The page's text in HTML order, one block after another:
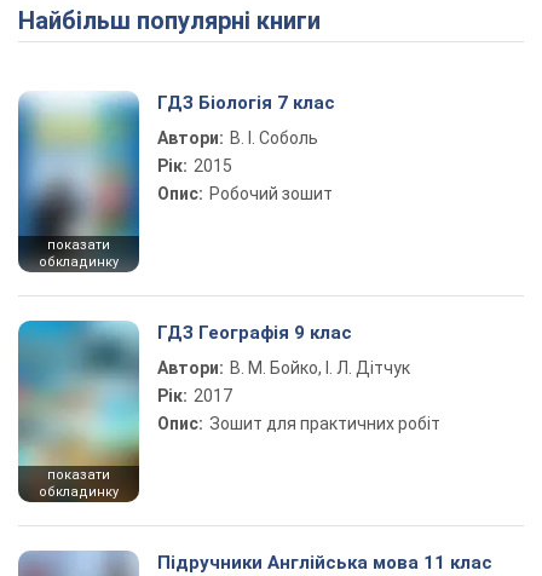
Найбільш популярні книги
показати
обкладинку
ГДЗ Біологія 7 клас
Автори: В. І. Соболь
Рік: 2015
Опис: Робочий зошит
показати
обкладинку
ГДЗ Географія 9 клас
Автори: В. М. Бойко, І. Л. Дітчук
Рік: 2017
Опис: Зошит для практичних робіт
Підручники Англійська мова 11 клас